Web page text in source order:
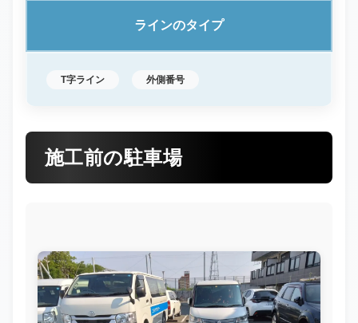
ラインのタイプ
T字ライン 外側番号
施工前の駐車場